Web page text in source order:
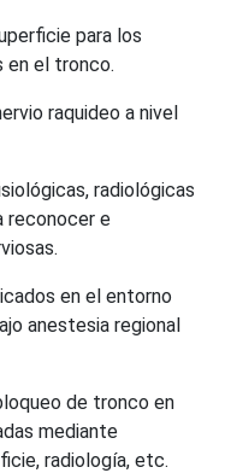
para los
en el tronco.
raquideo a nivel
radiológicas
reconocer e
en el entorno
anestesia regional
de tronco en
mediante
radiología, etc.